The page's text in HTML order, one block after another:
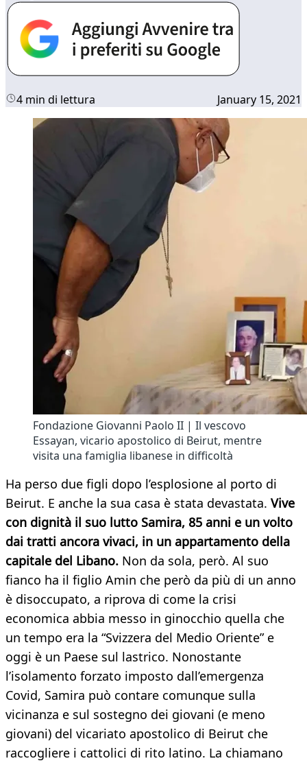
4 min di lettura January 15, 2021
Fondazione Giovanni Paolo II | Il vescovo
Essayan, vicario apostolico di Beirut, mentre
visita una famiglia libanese in difficoltà
Ha perso due figli dopo l’esplosione al porto di
Beirut. E anche la sua casa è stata devastata. Vive
con dignità il suo lutto Samira, 85 anni e un volto
dai tratti ancora vivaci, in un appartamento della
capitale del Libano. Non da sola, però. Al suo
fianco ha il figlio Amin che però da più di un anno
è disoccupato, a riprova di come la crisi
economica abbia messo in ginocchio quella che
un tempo era la “Svizzera del Medio Oriente” e
oggi è un Paese sul lastrico. Nonostante
l’isolamento forzato imposto dall’emergenza
Covid, Samira può contare comunque sulla
vicinanza e sul sostegno dei giovani (e meno
giovani) del vicariato apostolico di Beirut che
raccogliere i cattolici di rito latino. La chiamano